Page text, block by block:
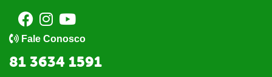
Fale Conosco
81 3634 1591